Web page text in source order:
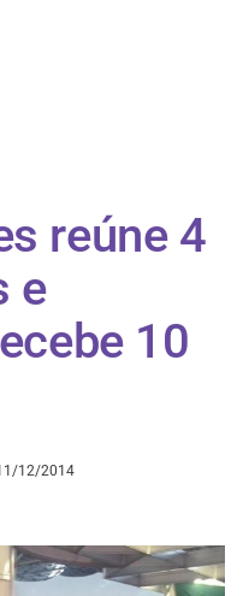
reúne 4
e
10
12/2014